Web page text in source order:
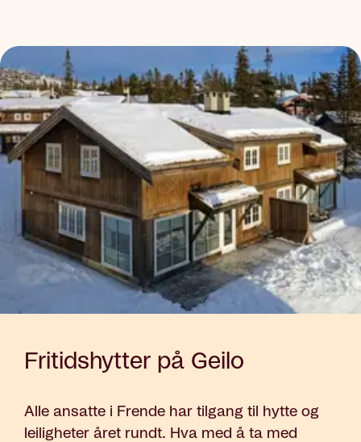
Fritidshytter på Geilo
Alle ansatte i Frende har tilgang til hytte og
leiligheter året rundt. Hva med å ta med